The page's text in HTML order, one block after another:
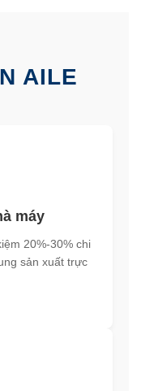
AILE
máy
20%-30% chi
sản xuất trực